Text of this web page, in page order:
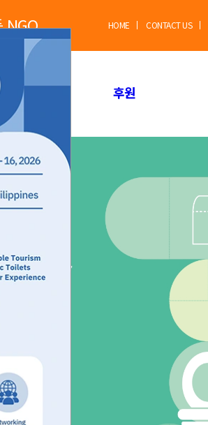
NGO HOME CONTACT US
후원